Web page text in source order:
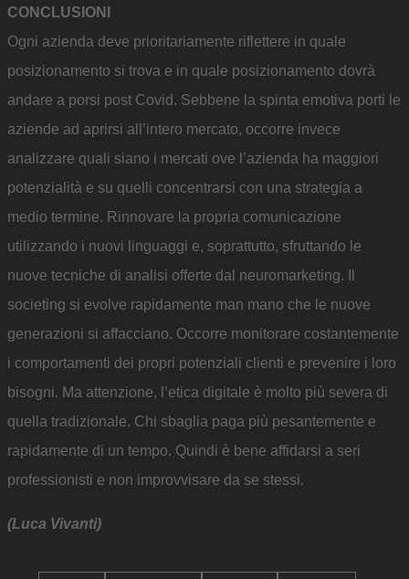
CONCLUSIONI
Ogni azienda deve prioritariamente riflettere in quale
posizionamento si trova e in quale posizionamento dovrà
andare a porsi post Covid. Sebbene la spinta emotiva porti le
aziende ad aprirsi all’intero mercato, occorre invece
analizzare quali siano i mercati ove l’azienda ha maggiori
potenzialità e su quelli concentrarsi con una strategia a
medio termine. Rinnovare la propria comunicazione
utilizzando i nuovi linguaggi e, soprattutto, sfruttando le
nuove tecniche di analisi offerte dal neuromarketing. Il
societing si evolve rapidamente man mano che le nuove
generazioni si affacciano. Occorre monitorare costantemente
i comportamenti dei propri potenziali clienti e prevenire i loro
bisogni. Ma attenzione, l’etica digitale è molto più severa di
quella tradizionale. Chi sbaglia paga più pesantemente e
rapidamente di un tempo. Quindi è bene affidarsi a seri
professionisti e non improvvisare da se stessi.
(Luca Vivanti)